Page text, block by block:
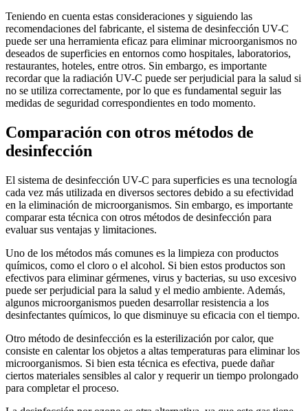
Teniendo en cuenta estas consideraciones y siguiendo las
recomendaciones del fabricante, el sistema de desinfección UV-C
puede ser una herramienta eficaz para eliminar microorganismos no
deseados de superficies en entornos como hospitales, laboratorios,
restaurantes, hoteles, entre otros. Sin embargo, es importante
recordar que la radiación UV-C puede ser perjudicial para la salud si
no se utiliza correctamente, por lo que es fundamental seguir las
medidas de seguridad correspondientes en todo momento.
Comparación con otros métodos de
desinfección
El sistema de desinfección UV-C para superficies es una tecnología
cada vez más utilizada en diversos sectores debido a su efectividad
en la eliminación de microorganismos. Sin embargo, es importante
comparar esta técnica con otros métodos de desinfección para
evaluar sus ventajas y limitaciones.
Uno de los métodos más comunes es la limpieza con productos
químicos, como el cloro o el alcohol. Si bien estos productos son
efectivos para eliminar gérmenes, virus y bacterias, su uso excesivo
puede ser perjudicial para la salud y el medio ambiente. Además,
algunos microorganismos pueden desarrollar resistencia a los
desinfectantes químicos, lo que disminuye su eficacia con el tiempo.
Otro método de desinfección es la esterilización por calor, que
consiste en calentar los objetos a altas temperaturas para eliminar los
microorganismos. Si bien esta técnica es efectiva, puede dañar
ciertos materiales sensibles al calor y requerir un tiempo prolongado
para completar el proceso.